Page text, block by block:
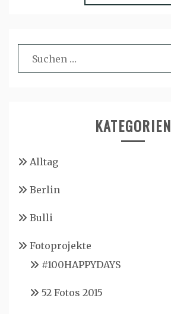
Suchen
nach:
KATEGORIEN
Alltag
Berlin
Bulli
Fotoprojekte
#100HAPPYDAYS
52 Fotos 2015